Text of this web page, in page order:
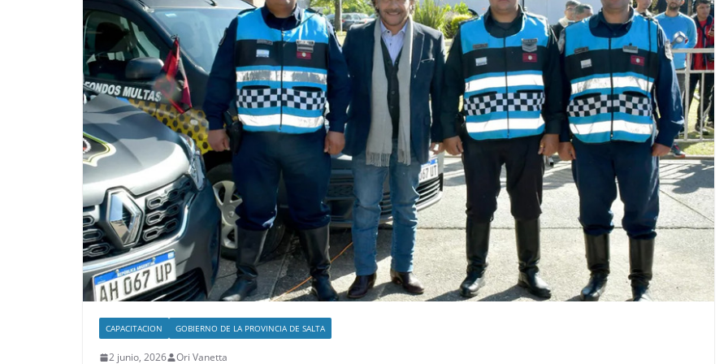
CAPACITACION GOBIERNO DE LA PROVINCIA DE SALTA
2 junio, 2026 Ori Vanetta